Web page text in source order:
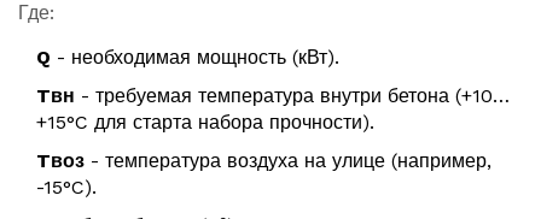
Где:
Q - необходимая мощность (кВт).
Tвн - требуемая температура внутри бетона (+10…
+15°C для старта набора прочности).
Tвоз - температура воздуха на улице (например,
-15°C).